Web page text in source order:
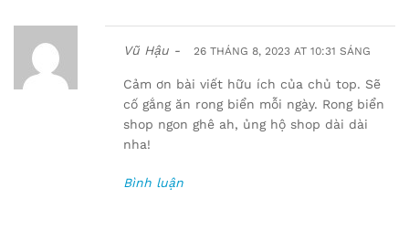
Vũ Hậu - 26 THÁNG 8, 2023 AT 10:31 SÁNG
Cảm ơn bài viết hữu ích của chủ top. Sẽ
cố gắng ăn rong biển mỗi ngày. Rong biển
shop ngon ghê ah, ủng hộ shop dài dài
nha!
Bình luận